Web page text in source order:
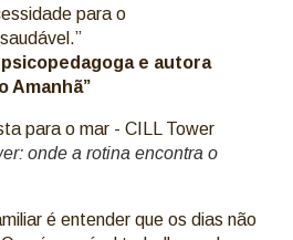
para o
psicopedagoga e autora
Amanhã”
onde a rotina encontra o
é entender que os dias não